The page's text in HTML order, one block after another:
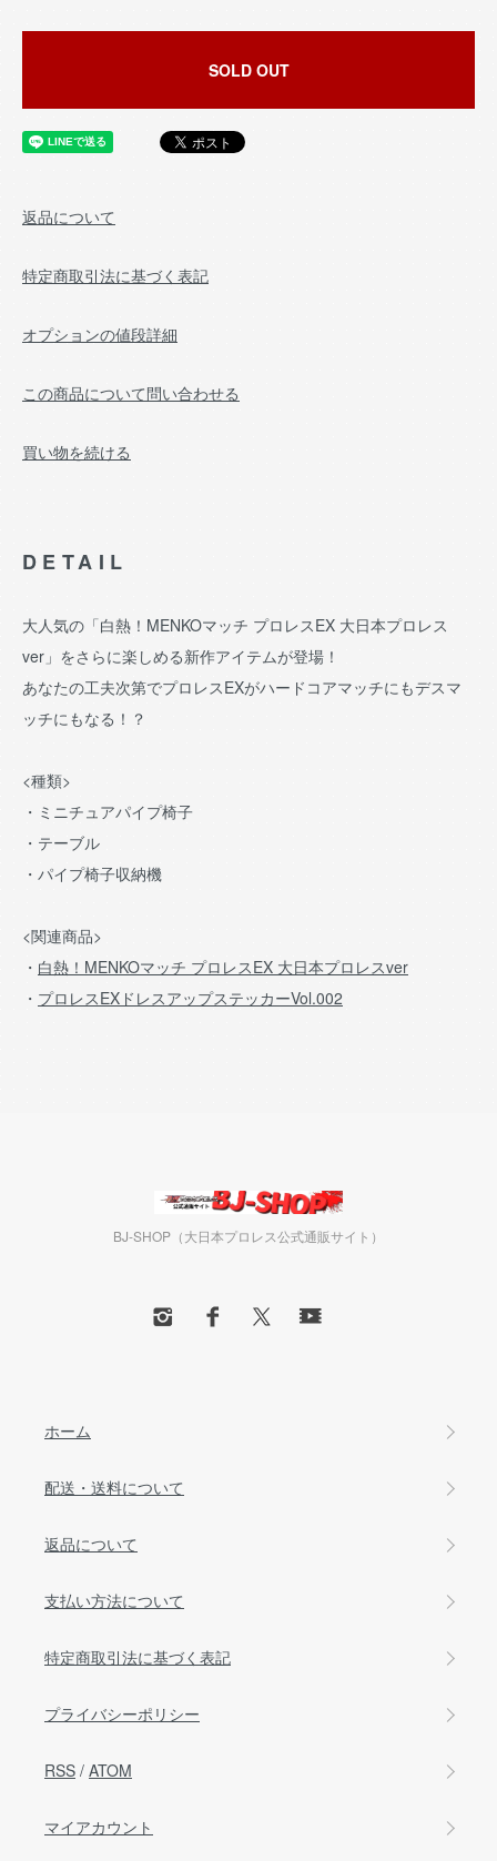
SOLD OUT
返品について
特定商取引法に基づく表記
オプションの値段詳細
この商品について問い合わせる
買い物を続ける
DETAIL
大人気の「白熱！MENKOマッチ プロレスEX 大日本プロレス
ver」をさらに楽しめる新作アイテムが登場！
あなたの工夫次第でプロレスEXがハードコアマッチにもデスマ
ッチにもなる！？
<種類>
・ミニチュアパイプ椅子
・テーブル
・パイプ椅子収納機
<関連商品>
・ 白熱！MENKOマッチ プロレスEX 大日本プロレスver
・ プロレスEXドレスアップステッカーVol.002
BJ-SHOP（大日本プロレス公式通販サイト）
ホーム
配送・送料について
返品について
支払い方法について
特定商取引法に基づく表記
プライバシーポリシー
RSS / ATOM
マイアカウント